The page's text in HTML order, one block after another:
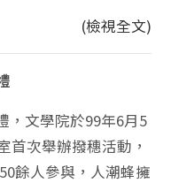
(檢視全文)
文學院於99年6月5
首次舉辦撥穗活動，
餘人參與，人潮蜂擁